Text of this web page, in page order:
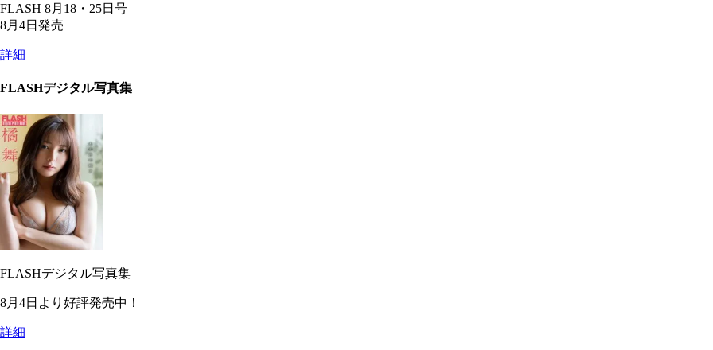
FLASH 8月18・25日号
8月4日発売
詳細
FLASHデジタル写真集
FLASHデジタル写真集
8月4日より好評発売中！
詳細